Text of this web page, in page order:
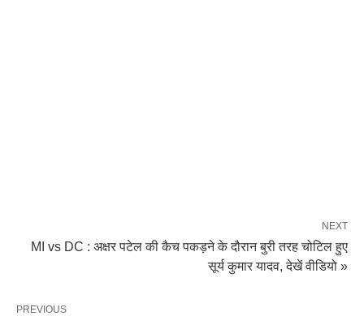
NEXT
MI vs DC : अक्षर पटेल की कैच पकड़ने के दौरान बुरी तरह चोटिल हुए
सूर्य कुमार यादव, देखें वीडियो »
PREVIOUS